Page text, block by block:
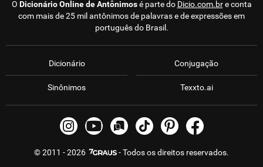
O Dicionário Online de Antônimosé parte do Dicio.com.bre conta
com mais de 25 mil antônimos de palavras e de expressões em
português do Brasil.
Dicionário
Sinônimos
Conjugação
Texxto.ai
© 2011 - 2026 - Todos os direitos reservados.